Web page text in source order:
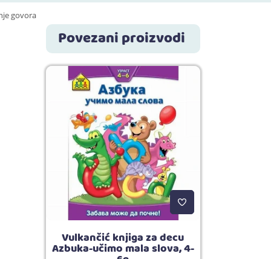
govora
Povezani proizvodi
Vulkančić knjiga za decu
Azbuka-učimo mala slova, 4-